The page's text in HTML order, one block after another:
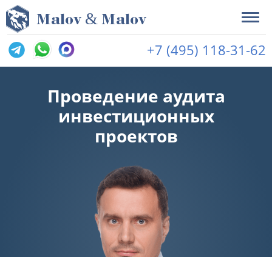
Malov & Malov
+7 (495) 118-31-62
Проведение аудита
инвестиционных
проектов